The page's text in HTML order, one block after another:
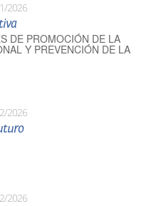
2026
DE PROMOCIÓN DE LA
Y PREVENCIÓN DE LA
2026
2026